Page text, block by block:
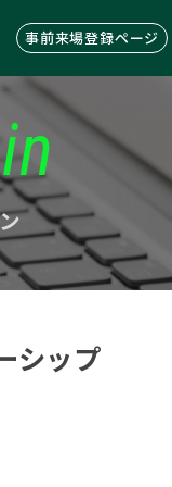
事前来場登録ページ
シップ